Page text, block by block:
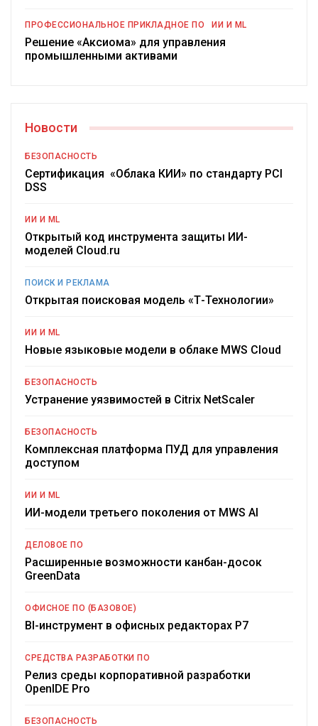
ПРОФЕССИОНАЛЬНОЕ ПРИКЛАДНОЕ ПО ИИ И ML
Решение «Аксиома» для управления
промышленными активами
Новости
БЕЗОПАСНОСТЬ
Сертификация «Облака КИИ» по стандарту PCI
DSS
ИИ И ML
Открытый код инструмента защиты ИИ-
моделей Cloud.ru
ПОИСК И РЕКЛАМА
Открытая поисковая модель «Т-Технологии»
ИИ И ML
Новые языковые модели в облаке MWS Cloud
БЕЗОПАСНОСТЬ
Устранение уязвимостей в Citrix NetScaler
БЕЗОПАСНОСТЬ
Комплексная платформа ПУД для управления
доступом
ИИ И ML
ИИ-модели третьего поколения от MWS AI
ДЕЛОВОЕ ПО
Расширенные возможности канбан-досок
GreenData
ОФИСНОЕ ПО (БАЗОВОЕ)
BI-инструмент в офисных редакторах Р7
СРЕДСТВА РАЗРАБОТКИ ПО
Релиз среды корпоративной разработки
OpenIDE Pro
БЕЗОПАСНОСТЬ